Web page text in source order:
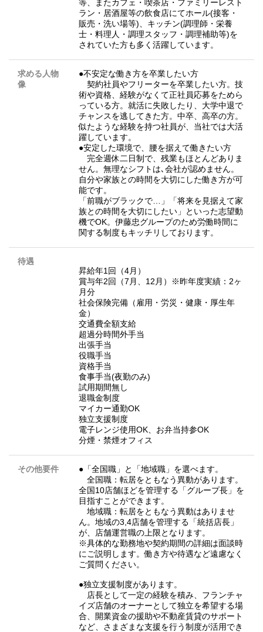
等、またカフェ・喫茶店・ファミリーレスト
ラン・居酒屋等の飲食店にてホール(接客・
販売・洗い場等)、キッチン(調理師・栄養
士・料理人・調理スタッフ・調理補助等)を
されていた方も多く活躍しています。
求める人物
像
●不安定な働き方を卒業したい方
契約社員やフリーターを卒業したい方。技
術や資格、経験がなくて正社員応募をためら
っている方。就活に失敗したり、大学中退で
チャンスを逃してきた方。中卒、高卒の方。
似たような経験を持つ社員が、当社では大活
躍しています。
●安定した環境で、腰を据えて働きたい方
完全週休二日制で、残業もほとんどありま
せん。無理なシフトは､会社が認めません。
自分や家族との時間を大切にした働き方が可
能です。
「前職がブラックで…」「将来を見据えて家
族との時間を大切にしたい」といった志望動
機でOK。伊藤忠グループのため労働時間に
関する制度もキッチリしております。
待遇
昇給年1回（4月）
賞与年2回（7月、12月）※昨年度実績：2ヶ
月分
社会保険完備（雇用・労災・健康・厚生年
金）
交通費全額支給
超過分時間外手当
出張手当
役職手当
資格手当
食事手当(夜勤のみ)
試用期間無し
退職金制度
マイカー通勤OK
独立支援制度
電子レンジ使用OK、お弁当持参OK
分煙・禁煙オフィス
その他要件
●「全国職」と「地域職」を選べます。
全国職：転居をともなう異動があります。
全国10店舗ほどを管理する「グループ長」を
目指すことができます。
地域職：転居をともなう異動はありませ
ん。地域の3,4店舗を管理する「統括店長」
が、店舗運営職の上限となります。
※具体的な勤務地や契約期間の詳細は面談時
にご説明します。働き方や待遇など遠慮なく
ご質問ください。
●独立支援制度があります。
店長として一定の経験を積み、フランチャ
イズ店舗のオーナーとして独立を希望する場
合、開業資金の援助や不動産賃貸のサポート
など、さまざまな支援を行う制度が活用でき